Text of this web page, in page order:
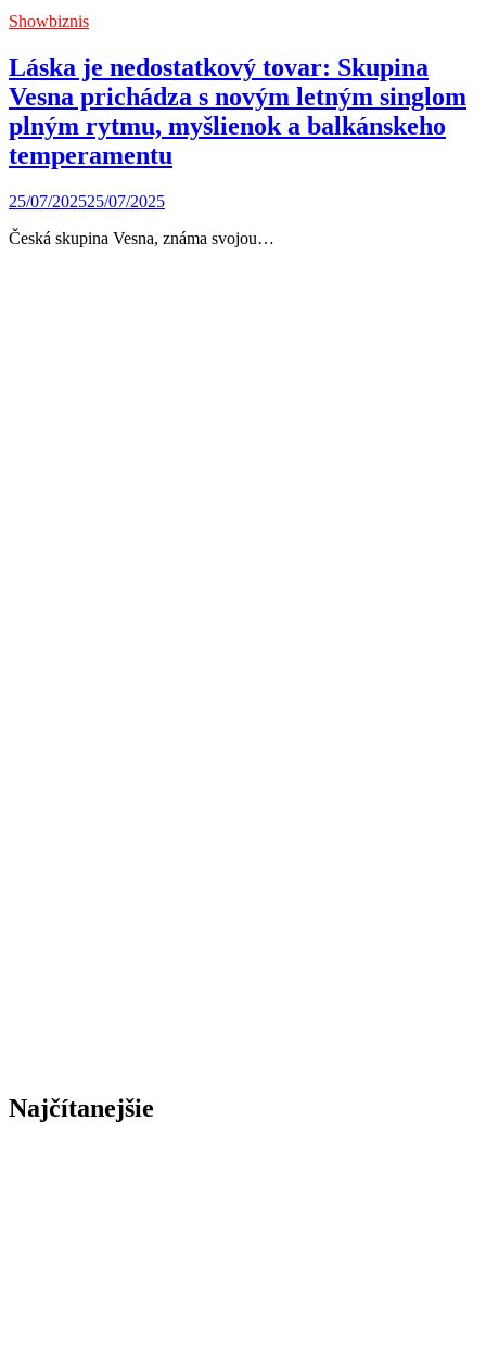
Showbiznis
Láska je nedostatkový tovar: Skupina
Vesna prichádza s novým letným singlom
plným rytmu, myšlienok a balkánskeho
temperamentu
25/07/202525/07/2025
Česká skupina Vesna, známa svojou…
Najčítanejšie